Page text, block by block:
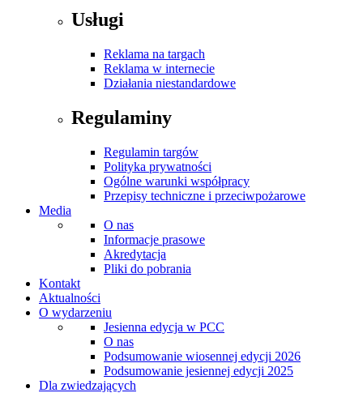
Usługi
Reklama na targach
Reklama w internecie
Działania niestandardowe
Regulaminy
Regulamin targów
Polityka prywatności
Ogólne warunki współpracy
Przepisy techniczne i przeciwpożarowe
Media
O nas
Informacje prasowe
Akredytacja
Pliki do pobrania
Kontakt
Aktualności
O wydarzeniu
Jesienna edycja w PCC
O nas
Podsumowanie wiosennej edycji 2026
Podsumowanie jesiennej edycji 2025
Dla zwiedzających